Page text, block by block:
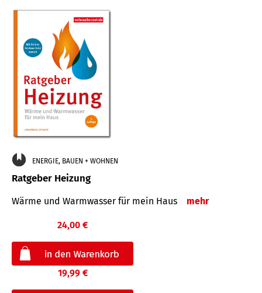
ENERGIE, BAUEN + WOHNEN
Ratgeber Heizung
Wärme und Warmwasser für mein Haus mehr
24,00 €
19,99 €